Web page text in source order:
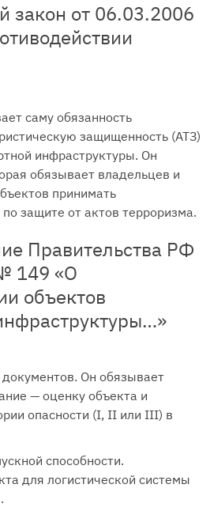
закон от 06.03.2006
саму обязанность
защищенность (АТЗ)
инфраструктуры. Он
обязывает владельцев и
принимать
защите от актов терроризма.
Правительства РФ
149 «О
объектов
Он обязывает
— оценку объекта и
опасности (I, II или III) в
способности.
для логистической системы